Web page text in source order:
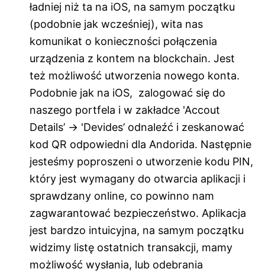
ładniej niż ta na iOS, na samym początku
(podobnie jak wcześniej), wita nas
komunikat o konieczności połączenia
urządzenia z kontem na blockchain. Jest
też możliwość utworzenia nowego konta.
Podobnie jak na iOS, zalogować się do
naszego portfela i w zakładce 'Accout
Details’ -> 'Devides’ odnaleźć i zeskanować
kod QR odpowiedni dla Andorida. Następnie
jesteśmy poproszeni o utworzenie kodu PIN,
który jest wymagany do otwarcia aplikacji i
sprawdzany online, co powinno nam
zagwarantować bezpieczeństwo. Aplikacja
jest bardzo intuicyjna, na samym początku
widzimy listę ostatnich transakcji, mamy
możliwość wysłania, lub odebrania